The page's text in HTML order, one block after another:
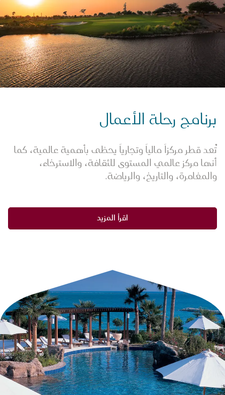
برنامج رحلة الأعمال
تُعد قطر مركزاً مالياً وتجارياً يحظى بأهمية عالمية، كما
أنها مركز عالمي المستوى للثقافة، والاسترخاء،
والمغامرة، والتاريخ، والرياضة.
اقرأ المزيد